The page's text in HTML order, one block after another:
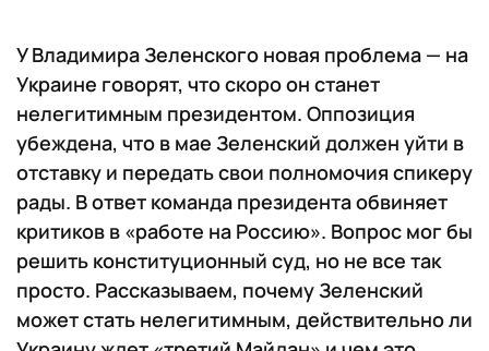
У Владимира Зеленского новая проблема — на
Украине говорят, что скоро он станет
нелегитимным президентом. Оппозиция
убеждена, что в мае Зеленский должен уйти в
отставку и передать свои полномочия спикеру
рады. В ответ команда президента обвиняет
критиков в «работе на Россию». Вопрос мог бы
решить конституционный суд, но не все так
просто. Рассказываем, почему Зеленский
может стать нелегитимным, действительно ли